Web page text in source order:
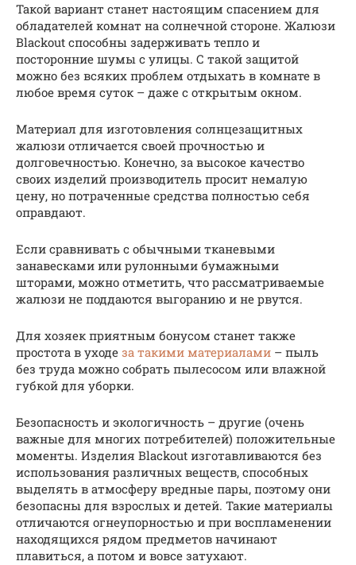
Такой вариант станет настоящим спасением для
обладателей комнат на солнечной стороне. Жалюзи
Blackout способны задерживать тепло и
посторонние шумы с улицы. С такой защитой
можно без всяких проблем отдыхать в комнате в
любое время суток – даже с открытым окном.
Материал для изготовления солнцезащитных
жалюзи отличается своей прочностью и
долговечностью. Конечно, за высокое качество
своих изделий производитель просит немалую
цену, но потраченные средства полностью себя
оправдают.
Если сравнивать с обычными тканевыми
занавесками или рулонными бумажными
шторами, можно отметить, что рассматриваемые
жалюзи не поддаются выгоранию и не рвутся.
Для хозяек приятным бонусом станет также
простота в уходе за такими материалами – пыль
без труда можно собрать пылесосом или влажной
губкой для уборки.
Безопасность и экологичность – другие (очень
важные для многих потребителей) положительные
моменты. Изделия Blackout изготавливаются без
использования различных веществ, способных
выделять в атмосферу вредные пары, поэтому они
безопасны для взрослых и детей. Такие материалы
отличаются огнеупорностью и при воспламенении
находящихся рядом предметов начинают
плавиться, а потом и вовсе затухают.